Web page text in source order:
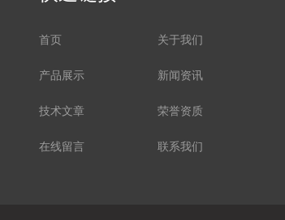
首页 关于我们
产品展示 新闻资讯
技术文章 荣誉资质
在线留言 联系我们